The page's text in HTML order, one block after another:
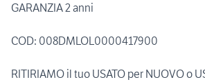
GARANZIA 2 anni
COD: 008DMLOL0000417900
RITIRIAMO il tuo USATO per NUOVO o